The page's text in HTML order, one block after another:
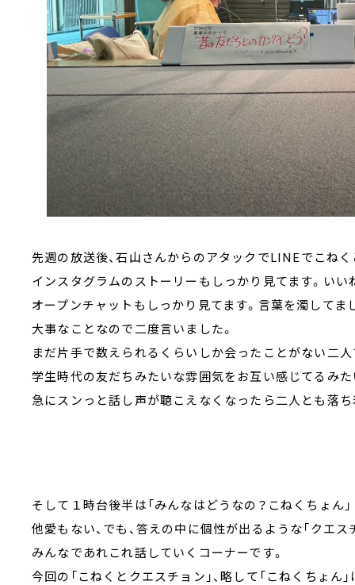
先週の放送後、石山さんからのアタックでLINEでこね
インスタグラムのストーリーもしっかり見てます。いい
オープンチャットもしっかり見てます。言葉を濁してま
大事なことなので二度言いました。
まだ片手で数えられるくらいしか会ったことがない二人
学生時代の友だちみたいな雰囲気をお互い感じてるみた
急にスンっと話し声が聴こえなくなったら二人とも落
そして１時台後半は「みんなはどうなの？こねくち
他愛もない、でも、答えの中に個性が出るような「ク
みんなであれこれ話していくコーナーです。
今回の「こねくとクエスチョン」、略して「こねくちょん